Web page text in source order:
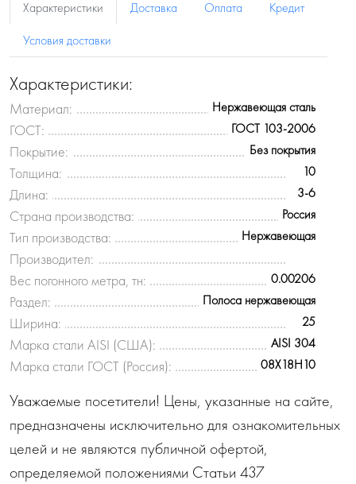
Характеристики Доставка Оплата
Кредит
Условия доставки
Характеристики:
Материал: Нержавеющая сталь
ГОСТ: ГОСТ 103-2006
Покрытие: Без покрытия
Толщина: 10
Длина: 3-6
Страна производства: Россия
Тип производства: Нержавеющая
Производител:
Вес погонного метра, тн:
0.00206
Раздел: Полоса нержавеющая
Ширина: 25
Марка стали AISI (США): AISI 304
Марка стали ГОСТ (Россия): 08Х18Н10
Уважаемые посетители! Цены, указанные на сайте,
предназначены исключительно для ознакомительных
целей и не являются публичной офертой,
определяемой положениями Статьи 437